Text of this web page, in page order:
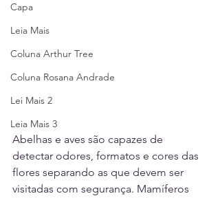
Capa
Leia Mais
Coluna Arthur Tree
Coluna Rosana Andrade
Lei Mais 2
Leia Mais 3
Abelhas e aves são capazes de
detectar odores, formatos e cores das
flores separando as que devem ser
visitadas com segurança. Mamíferos